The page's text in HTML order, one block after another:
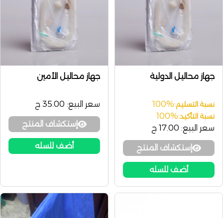
جهاز محاليل الدولية
نسبة التسليم:100%
نسبة التأكيد:100%
سعر البيع: 17.00 ج
إستكشاف المنتج
أضف للسله
جهاز محاليل الأمين
سعر البيع: 35.00 ج
إستكشاف المنتج
أضف للسله